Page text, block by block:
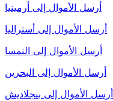
أرسل الأموال إلى أرمينيا
أرسل الأموال إلى أستراليا
أرسل الأموال إلى النمسا
أرسل الأموال إلى البحرين
أرسل الأموال إلى بنجلاديش